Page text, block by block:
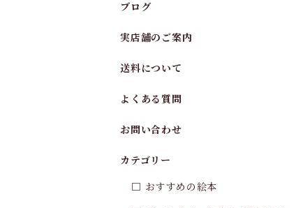
ブログ
実店舗のご案内
送料について
よくある質問
お問い合わせ
カテゴリー
□ おすすめの絵本